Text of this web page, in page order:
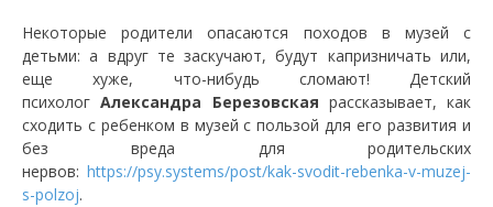
Некоторые родители опасаются походов в музей с
детьми: а вдруг те заскучают, будут капризничать или,
еще хуже, что-нибудь сломают! Детский
психологАлександра Березовская рассказывает, как
сходить с ребенком в музей с пользой для его развития и
без вреда для родительских
нервов: https://psy.systems/post/kak-svodit-rebenka-v-muzej-
s-polzoj.